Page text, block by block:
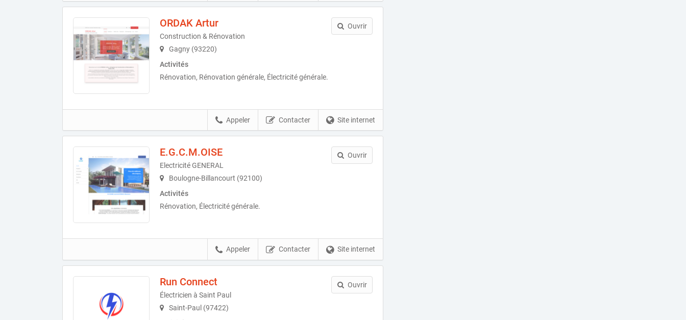
ORDAK Artur
Construction & Rénovation
Gagny (93220)
Activités
Rénovation, Rénovation générale, Électricité générale.
Ouvrir
Site internet
Contacter
Appeler
E.G.C.M.OISE
Electricité GENERAL
Boulogne-Billancourt (92100)
Activités
Rénovation, Électricité générale.
Ouvrir
Site internet
Contacter
Appeler
Run Connect
Électricien à Saint Paul
Saint-Paul (97422)
Ouvrir